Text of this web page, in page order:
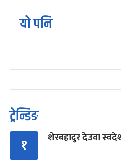
यो पनि
ट्रेन्डिङ
१ शेरबहादुर देउवा